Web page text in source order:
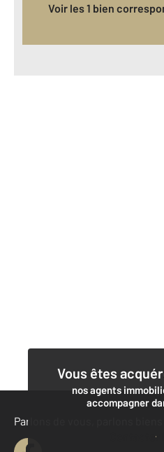
Voir les 1 bien
Vous êtes
nos agents
accompagner
Parlons de vous, parlons biens